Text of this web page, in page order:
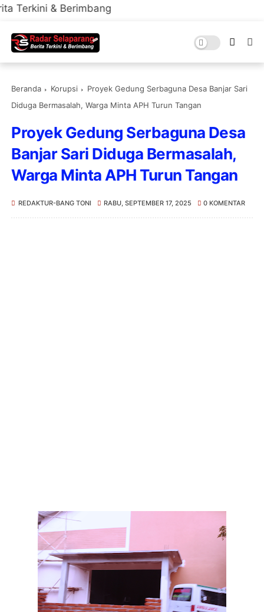
Beranda Korupsi
Proyek Gedung Serbaguna Desa Banjar Sari
Diduga Bermasalah, Warga Minta APH Turun Tangan
Proyek Gedung Serbaguna Desa
Banjar Sari Diduga Bermasalah,
Warga Minta APH Turun Tangan
REDAKTUR-BANG TONI RABU, SEPTEMBER 17, 2025 0 KOMENTAR